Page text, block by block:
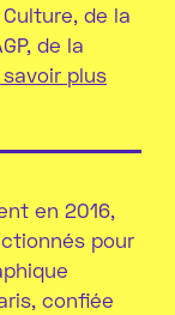
de la
de la
savoir plus
en 2016,
pour
confiée